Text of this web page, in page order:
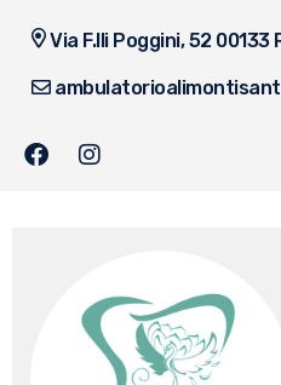
Via F.lli Poggini, 52 00133